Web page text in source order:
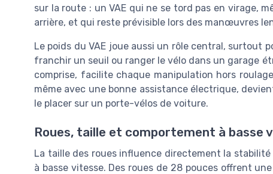
sur la route : un VAE qui ne se tord pas en virage,
arrière, et qui reste prévisible lors des manœuvres
Le poids du VAE joue aussi un rôle central, surtout
franchir un seuil ou ranger le vélo dans un garage
comprise, facilite chaque manipulation hors
même avec une bonne assistance électrique,
le placer sur un porte-vélos de voiture.
Roues, taille et comportement à basse
La taille des roues influence directement la
à basse vitesse. Des roues de 28 pouces offrent